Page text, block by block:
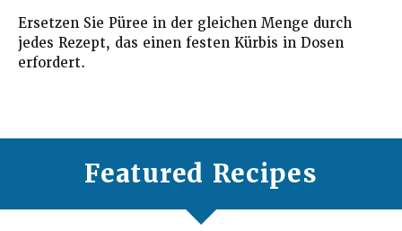
Ersetzen Sie Püree in der gleichen Menge durch
jedes Rezept, das einen festen Kürbis in Dosen
erfordert.
Featured Recipes